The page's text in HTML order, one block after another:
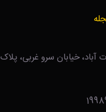
خیابان سرو غربی، پلاک 136